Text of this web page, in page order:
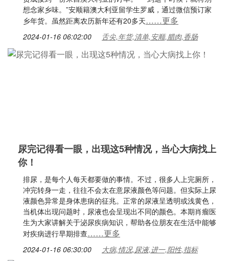
想念家乡味。”安顺籍澳大利亚留学生罗威，通过微信预订家
乡年货。虽然距离农历新年还有20多天……更多
2024-01-16 06:02:00 舌尖,年货,清单,安顺,腊肉,香肠
尿完记得看一眼，出现这5种情况，当心大病找上
你！
排尿，是每个人每天都要做的事情。不过，很多人上完厕所，
冲完转身一走，往往不会太在意尿液颜色等问题。但实际上尿
液颜色异常是身体患病的征兆。正常的尿液呈透明或浅黄色，
当机体出现问题时，尿液也会呈现出不同的颜色。本期肖瘤医
生为大家讲解关于泌尿疾病知识，帮助各位朋友在生活中能够
对疾病进行早期排查……更多
2024-01-16 06:30:00 大病,情况,尿液,进一,阳性,指标